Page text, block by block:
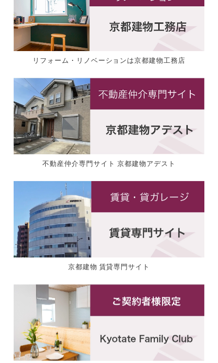
リフォーム・リノベーションは京都建物工務店
不動産仲介専門サイト 京都建物アデスト
京都建物 賃貸専門サイト